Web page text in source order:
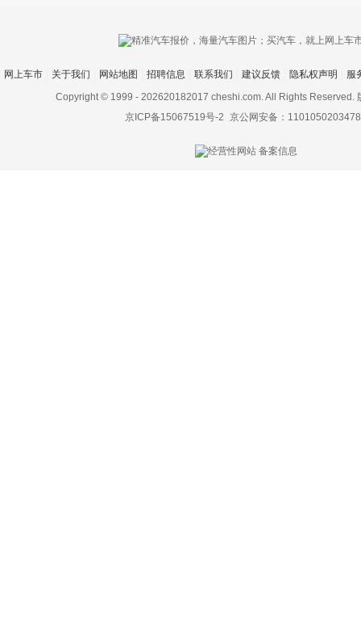
上传图片最多
网上车市 关于我们 网站地图 招聘信息 联系我们 建议反馈 隐私权声明
服
Copyright © 1999 - 202620182017 cheshi.com. All Rights Reserved.
京ICP备15067519号-2 京公网安备：